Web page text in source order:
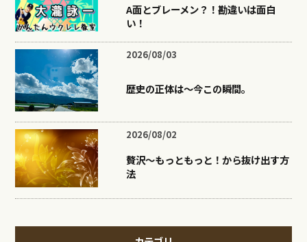
A面とブレーメン？！勘違いは面白
い！
2026/08/03
歴史の正体は〜今この瞬間。
2026/08/02
贅沢〜もっともっと！から抜け出す方
法